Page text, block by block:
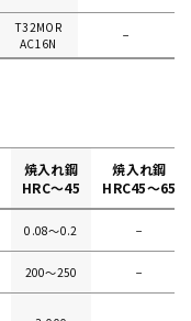
T32MOR
AC16N
−
焼入れ鋼
HRC～45
焼入れ鋼
HRC45～65
0.08〜0.2 −
200〜250 −